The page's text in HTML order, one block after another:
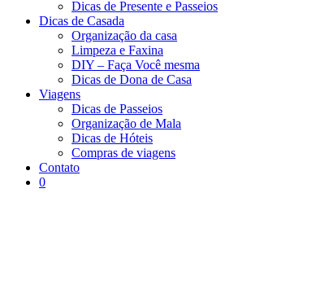
Dicas de Presente e Passeios
Dicas de Casada
Organização da casa
Limpeza e Faxina
DIY – Faça Você mesma
Dicas de Dona de Casa
Viagens
Dicas de Passeios
Organização de Mala
Dicas de Hóteis
Compras de viagens
Contato
0